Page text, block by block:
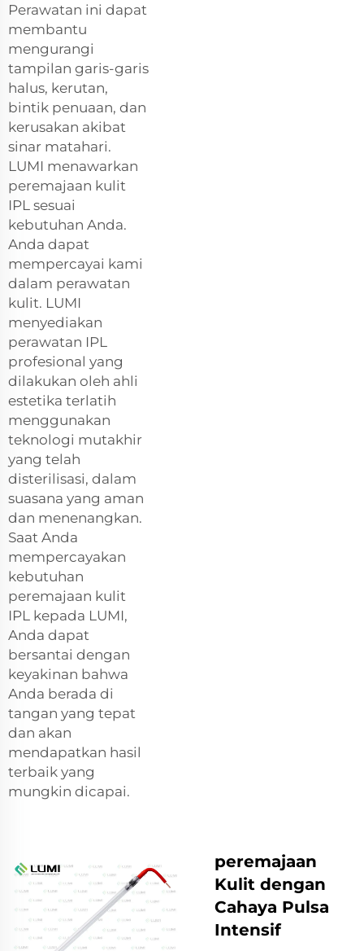
Perawatan ini dapat
membantu
mengurangi
tampilan garis-garis
halus, kerutan,
bintik penuaan, dan
kerusakan akibat
sinar matahari.
LUMI menawarkan
peremajaan kulit
IPL sesuai
kebutuhan Anda.
Anda dapat
mempercayai kami
dalam perawatan
kulit. LUMI
menyediakan
perawatan IPL
profesional yang
dilakukan oleh ahli
estetika terlatih
menggunakan
teknologi mutakhir
yang telah
disterilisasi, dalam
suasana yang aman
dan menenangkan.
Saat Anda
mempercayakan
kebutuhan
peremajaan kulit
IPL kepada LUMI,
Anda dapat
bersantai dengan
keyakinan bahwa
Anda berada di
tangan yang tepat
dan akan
mendapatkan hasil
terbaik yang
mungkin dicapai.
peremajaan
Kulit dengan
Cahaya Pulsa
Intensif